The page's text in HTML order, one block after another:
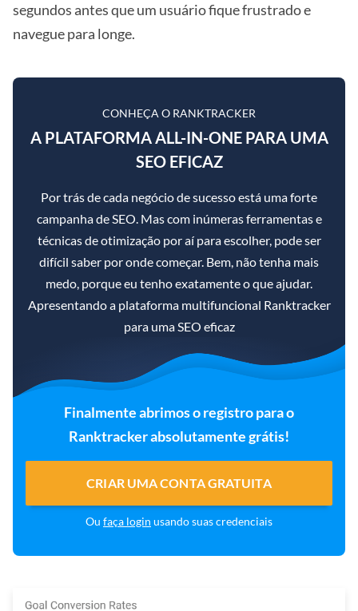
segundos antes que um usuário fique frustrado e
navegue para longe.
CONHEÇA O RANKTRACKER
A PLATAFORMA ALL-IN-ONE PARA UMA
SEO EFICAZ
Por trás de cada negócio de sucesso está uma forte
campanha de SEO. Mas com inúmeras ferramentas e
técnicas de otimização por aí para escolher, pode ser
difícil saber por onde começar. Bem, não tenha mais
medo, porque eu tenho exatamente o que ajudar.
Apresentando a plataforma multifuncional Ranktracker
para uma SEO eficaz
Finalmente abrimos o registro para o
Ranktracker absolutamente grátis!
CRIAR UMA CONTA GRATUITA
Ou faça login usando suas credenciais